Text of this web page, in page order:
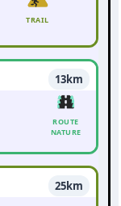
TRAIL
13km
ROUTE
NATURE
25km